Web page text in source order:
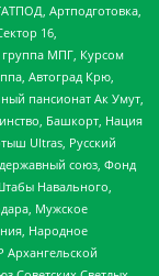
Артподготовка,
16,
МПГ, Курсом
Автоград Крю,
пансионат Ак Умут,
Башкорт, Нация
Ultras, Русский
союз, Фонд
Навального,
Мужское
Народное